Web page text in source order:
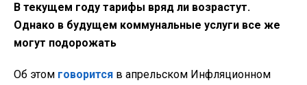
В текущем году тарифы вряд ли возрастут.
Однако в будущем коммунальные услуги все же
могут подорожать
Об этом говорится в апрельском Инфляционном